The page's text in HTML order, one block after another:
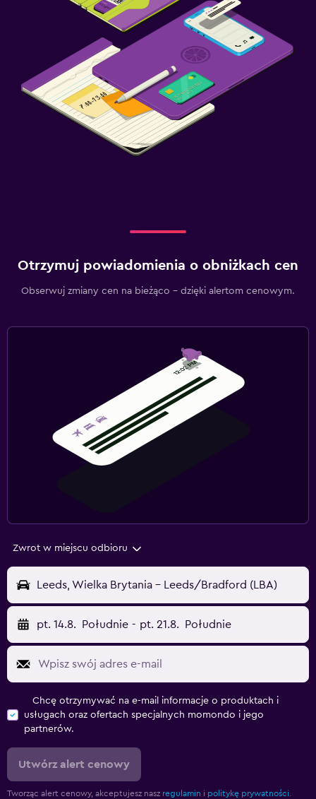
Otrzymuj powiadomienia o obniżkach cen
Obserwuj zmiany cen na bieżąco – dzięki alertom cenowym.
Zwrot w miejscu odbioru
Leeds, Wielka Brytania - Leeds/Bradford (LBA)
pt. 14.8. Południe - pt. 21.8. Południe
Chcę otrzymywać na e-mail informacje o produktach i
usługach oraz ofertach specjalnych momondo i jego
partnerów.
Utwórz alert cenowy
Tworząc alert cenowy, akceptujesz nasz regulamin i politykę prywatności.